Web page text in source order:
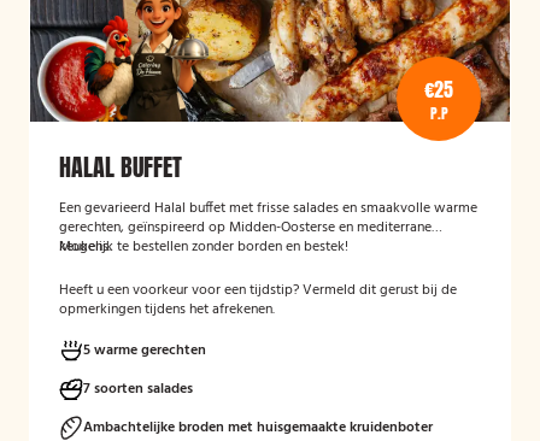
€25
P.P
HALAL BUFFET
Een gevarieerd Halal buffet met frisse salades en smaakvolle warme
gerechten, geïnspireerd op Midden-Oosterse en mediterrane
keukens.
Mogelijk te bestellen zonder borden en bestek!
Heeft u een voorkeur voor een tijdstip? Vermeld dit gerust bij de
opmerkingen tijdens het afrekenen.
5 warme gerechten
7 soorten salades
Ambachtelijke broden met huisgemaakte kruidenboter